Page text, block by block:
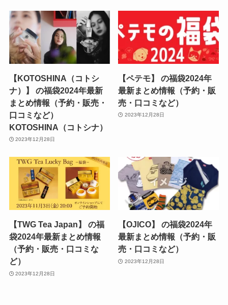
【KOTOSHINA（コトシ
ナ）】 の福袋2024年最新
まとめ情報（予約・販売・
口コミなど）
KOTOSHINA（コトシナ）
2023年12月28日
【ペテモ】 の福袋2024年
最新まとめ情報（予約・販
売・口コミなど）
2023年12月28日
【TWG Tea Japan】 の福
袋2024年最新まとめ情報
（予約・販売・口コミな
ど）
2023年12月28日
【OJICO】 の福袋2024年
最新まとめ情報（予約・販
売・口コミなど）
2023年12月28日